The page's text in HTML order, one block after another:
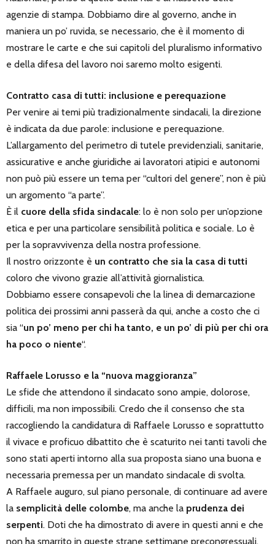
agenzie di stampa. Dobbiamo dire al governo, anche in
maniera un po’ ruvida, se necessario, che è il momento di
mostrare le carte e che sui capitoli del pluralismo informativo
e della difesa del lavoro noi saremo molto esigenti.
Contratto casa di tutti: inclusione e perequazione
Per venire ai temi più tradizionalmente sindacali, la direzione
è indicata da due parole: inclusione e perequazione.
L’allargamento del perimetro di tutele previdenziali, sanitarie,
assicurative e anche giuridiche ai lavoratori atipici e autonomi
non può più essere un tema per “cultori del genere”, non è più
un argomento “a parte”.
È il cuore della sfida sindacale: lo è non solo per un’opzione
etica e per una particolare sensibilità politica e sociale. Lo è
per la sopravvivenza della nostra professione.
Il nostro orizzonte è un contratto che sia la casa di tutti
coloro che vivono grazie all’attività giornalistica.
Dobbiamo essere consapevoli che la linea di demarcazione
politica dei prossimi anni passerà da qui, anche a costo che ci
sia “un po’ meno per chi ha tanto, e un po’ di più per chi ora
ha poco o niente“.
Raffaele Lorusso e la “nuova maggioranza”
Le sfide che attendono il sindacato sono ampie, dolorose,
difficili, ma non impossibili. Credo che il consenso che sta
raccogliendo la candidatura di Raffaele Lorusso e soprattutto
il vivace e proficuo dibattito che è scaturito nei tanti tavoli che
sono stati aperti intorno alla sua proposta siano una buona e
necessaria premessa per un mandato sindacale di svolta.
A Raffaele auguro, sul piano personale, di continuare ad avere
la semplicità delle colombe, ma anche la prudenza dei
serpenti. Doti che ha dimostrato di avere in questi anni e che
non ha smarrito in queste strane settimane precongressuali.